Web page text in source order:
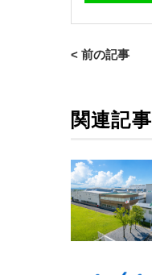
< 前の記事
関連記事